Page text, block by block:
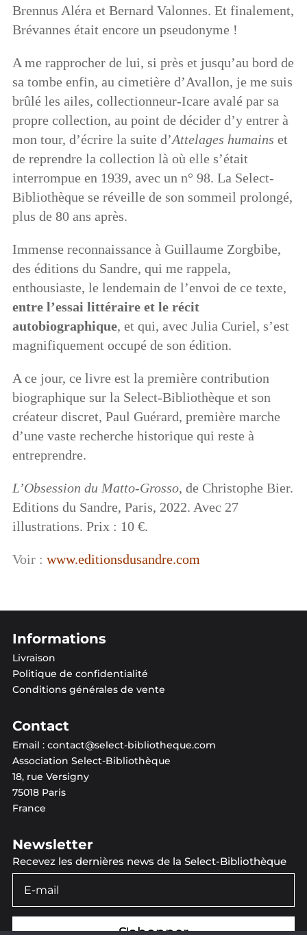
Brennus Aléra et Bernard Valonnes. Et finalement,
Brévannes était encore un pseudonyme !
A me rapprocher de lui, si près et jusqu’au bord de
sa tombe enfin, au cimetière d’Avallon, je me suis
brûlé les ailes, collectionneur-Icare avalé par sa
propre collection, au point de décider d’y entrer à
mon tour, d’écrire la suite d’Attelages humains et
de reprendre la collection là où elle s’était
interrompue en 1939, avec un n° 98. La Select-
Bibliothèque se réveille de son sommeil prolongé,
plus de 80 ans après.
Immense reconnaissance à Guillaume Zorgbibe,
des éditions du Sandre, qui me rappela,
enthousiaste, le lendemain de l’envoi de ce texte,
entre l’essai littéraire et le récit
autobiographique, et qui, avec Julia Curiel, s’est
magnifiquement occupé de son édition.
A ce jour, ce livre est la première contribution
biographique sur la Select-Bibliothèque et son
créateur discret, Paul Guérard, première marche
d’une vaste recherche historique qui reste à
entreprendre.
L’Obsession du Matto-Grosso, de Christophe Bier.
Editions du Sandre, Paris, 2022. Avec 27
illustrations. Prix : 10 €.
Voir : www.editionsdusandre.com
Informations
Livraison
Politique de confidentialité
Conditions générales de vente
Contact
Email : contact@select-bibliotheque.com
Association Select-Bibliothèque
18, rue Versigny
75018 Paris
France
Newsletter
Recevez les dernières news de la Select-Bibliothèque